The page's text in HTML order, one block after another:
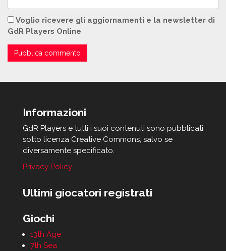
Voglio ricevere gli aggiornamenti e la newsletter di
GdR Players Online
Informazioni
GdR Players e tutti i suoi contenuti sono pubblicati
sotto licenza Creative Commons, salvo se
diversamente specificato.
Privacy Policy
Ultimi giocatori registrati
Giochi
13th Age
7th Sea